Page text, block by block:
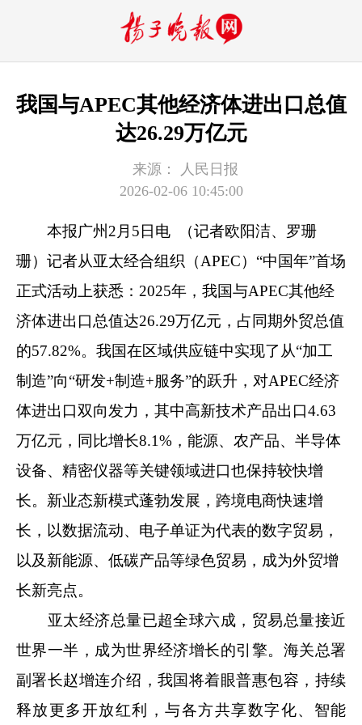
我国与APEC其他经济体进出口总值
达26.29万亿元
来源：
人民日报
2026-02-06 10:45:00
本报广州2月5日电 （记者欧阳洁、罗珊
珊）记者从亚太经合组织（APEC）“中国年”首场
正式活动上获悉：2025年，我国与APEC其他经
济体进出口总值达26.29万亿元，占同期外贸总值
的57.82%。我国在区域供应链中实现了从“加工
制造”向“研发+制造+服务”的跃升，对APEC经济
体进出口双向发力，其中高新技术产品出口4.63
万亿元，同比增长8.1%，能源、农产品、半导体
设备、精密仪器等关键领域进口也保持较快增
长。新业态新模式蓬勃发展，跨境电商快速增
长，以数据流动、电子单证为代表的数字贸易，
以及新能源、低碳产品等绿色贸易，成为外贸增
长新亮点。
亚太经济总量已超全球六成，贸易总量接近
世界一半，成为世界经济增长的引擎。海关总署
副署长赵增连介绍，我国将着眼普惠包容，持续
释放更多开放红利，与各方共享数字化、智能